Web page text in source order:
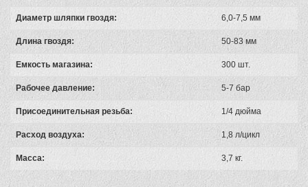
Диаметр шляпки гвоздя: 6,0-7,5 мм
Длина гвоздя: 50-83 мм
Емкость магазина: 300 шт.
Рабочее давление: 5-7 бар
Присоединительная резьба: 1/4 дюйма
Расход воздуха: 1,8 л/цикл
Масса: 3,7 кг.